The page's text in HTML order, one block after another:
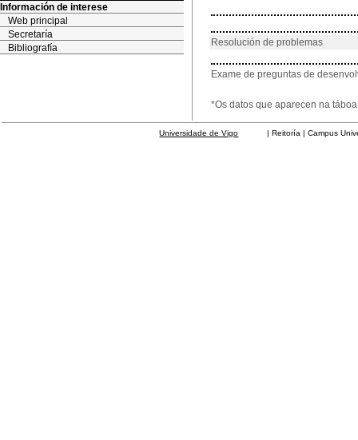
Información de interese
Web principal
Secretaría
Bibliografía
Resolución de problemas
Exame de preguntas de
*Os datos que aparecen na
Universidade de Vigo | Reitoría | Campus